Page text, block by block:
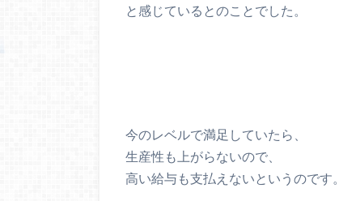
と感じているとのことでした。
今のレベルで満足していたら、
生産性も上がらないので、
高い給与も支払えないというのです。